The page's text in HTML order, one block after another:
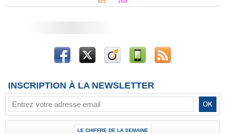
INSCRIPTION À LA NEWSLETTER
LE CHIFFRE DE LA SEMAINE